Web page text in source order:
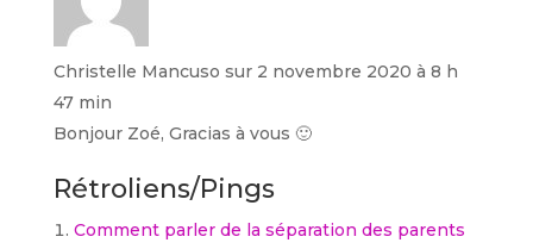
Christelle Mancuso sur 2 novembre 2020 à 8 h
47 min
Bonjour Zoé, Gracias à vous 🙂
Rétroliens/Pings
Comment parler de la séparation des parents